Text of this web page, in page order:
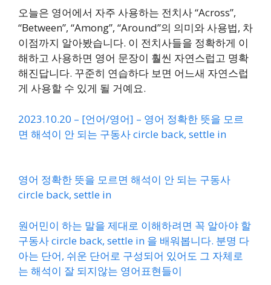
오늘은 영어에서 자주 사용하는 전치사 “Across”,
“Between”, “Among”, “Around”의 의미와 사용법, 차
이점까지 알아봤습니다. 이 전치사들을 정확하게 이
해하고 사용하면 영어 문장이 훨씬 자연스럽고 명확
해진답니다. 꾸준히 연습하다 보면 어느새 자연스럽
게 사용할 수 있게 될 거예요.
2023.10.20 – [언어/영어] – 영어 정확한 뜻을 모르
면 해석이 안 되는 구동사 circle back, settle in
영어 정확한 뜻을 모르면 해석이 안 되는 구동사
circle back, settle in
원어민이 하는 말을 제대로 이해하려면 꼭 알아야 할
구동사 circle back, settle in 을 배워봅니다. 분명 다
아는 단어, 쉬운 단어로 구성되어 있어도 그 자체로
는 해석이 잘 되지않는 영어표현들이